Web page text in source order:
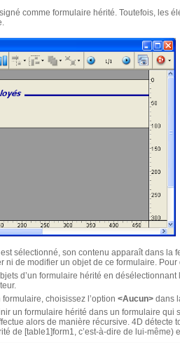
comme formulaire hérité. Toutefois, les
sélectionné, son contenu apparaît dans la
ni de modifier un objet de ce formulaire. Pour
d’un formulaire hérité en
formulaire, choisissez l’option <Aucun> dans
un formulaire hérité dans un formulaire
alors de manière récursive. 4D
de [table1]form1, c’est-à-dire de lui-même)